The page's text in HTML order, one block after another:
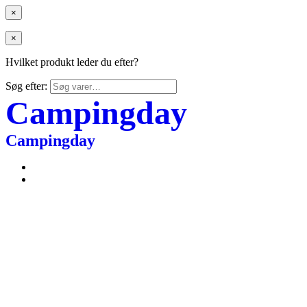
×
×
Hvilket produkt leder du efter?
Søg efter:
Campingday
Campingday